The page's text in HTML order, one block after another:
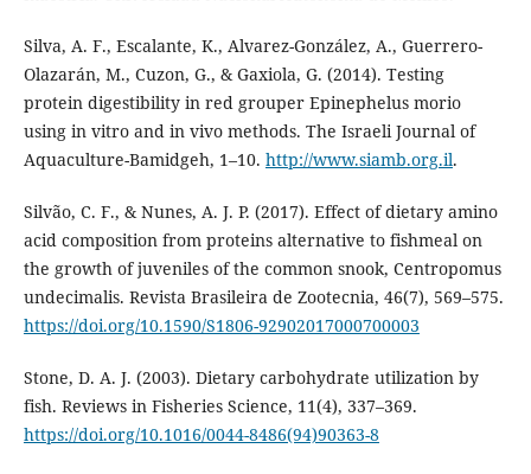
Silva, A. F., Escalante, K., Alvarez-González, A., Guerrero-
Olazarán, M., Cuzon, G., & Gaxiola, G. (2014). Testing
protein digestibility in red grouper Epinephelus morio
using in vitro and in vivo methods. The Israeli Journal of
Aquaculture-Bamidgeh, 1–10. http://www.siamb.org.il.
Silvão, C. F., & Nunes, A. J. P. (2017). Effect of dietary amino
acid composition from proteins alternative to fishmeal on
the growth of juveniles of the common snook, Centropomus
undecimalis. Revista Brasileira de Zootecnia, 46(7), 569–575.
https://doi.org/10.1590/S1806-92902017000700003
Stone, D. A. J. (2003). Dietary carbohydrate utilization by
fish. Reviews in Fisheries Science, 11(4), 337–369.
https://doi.org/10.1016/0044-8486(94)90363-8